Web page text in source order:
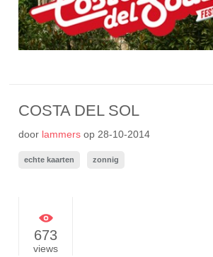
COSTA DEL SOL
door lammers op 28-10-2014
echte kaarten zonnig
673
views